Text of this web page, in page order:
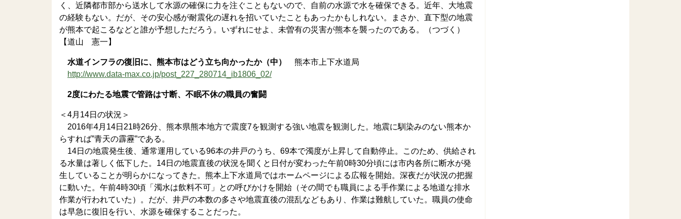
く、近隣都市部から送水して水源の確保に力を注ぐこともないので、自前の水源で水を確保できる。近年、大地震
の経験もない。だが、その安心感が耐震化の遅れを招いていたこともあったかもしれない。まさか、直下型の地震
が熊本で起こるなどと誰が予想しただろう。いずれにせよ、未曽有の災害が熊本を襲ったのである。（つづく）
【道山 憲一】
水道インフラの復旧に、熊本市はどう立ち向かったか（中）
熊本市上下水道局
http://www.data-max.co.jp/post_227_280714_ib1806_02/
2度にわたる地震で管路は寸断、不眠不休の職員の奮闘
＜4月14日の状況＞
2016年4月14日21時26分、熊本県熊本地方で震度7を観測する強い地震を観測した。地震に馴染みのない熊本か
らすれば”青天の霹靂”である。
14日の地震発生後、通常運用している96本の井戸のうち、69本で濁度が上昇して自動停止。このため、供給され
る水量は著しく低下した。14日の地震直後の状況を聞くと日付が変わった午前0時30分頃には市内各所に断水が発
生していることが明らかになってきた。熊本上下水道局ではホームページによる広報を開始。深夜だが状況の把握
に動いた。午前4時30頃「濁水は飲料不可」との呼びかけを開始（その間でも職員による手作業による地道な排水
作業が行われていた）。だが、井戸の本数の多さや地震直後の混乱などもあり、作業は難航していた。職員の使命
は早急に復旧を行い、水源を確保することだった。